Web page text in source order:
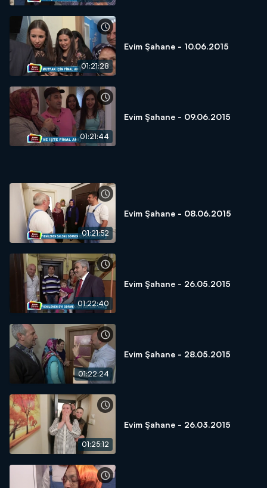
01:21:28
Evim Şahane - 10.06.2015
01:21:44
Evim Şahane - 09.06.2015
01:21:52
Evim Şahane - 08.06.2015
01:22:40
Evim Şahane - 26.05.2015
01:22:24
Evim Şahane - 28.05.2015
01:25:12
Evim Şahane - 26.03.2015